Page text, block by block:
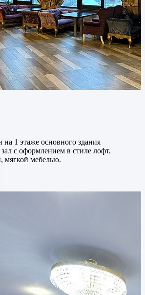
на 1 этаже основного здания
с оформлением в стиле лофт,
мебелью.